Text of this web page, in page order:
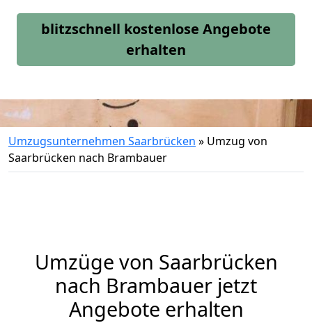
blitzschnell kostenlose Angebote
erhalten
Umzugsunternehmen Saarbrücken » Umzug von
Saarbrücken nach Brambauer
Umzüge von Saarbrücken
nach Brambauer jetzt
Angebote erhalten